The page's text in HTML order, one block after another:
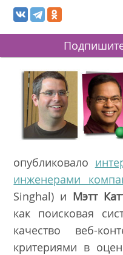
опубликовало
инженерами
Singhal) и Мэтт
как поисковая
качество веб-
критериями в